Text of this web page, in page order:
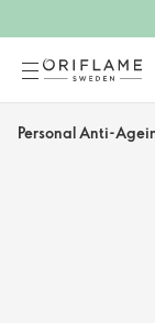
Personal Anti-